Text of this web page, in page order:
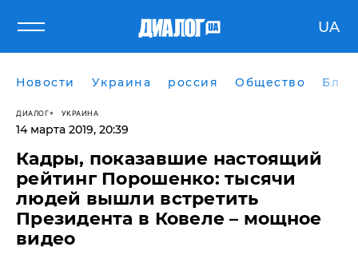
UA
Новости Украина россия Общество
ДИАЛОГ УКРАИНА
14 марта 2019, 20:39
Кадры, показавшие настоящий
рейтинг Порошенко: тысячи
людей вышли встретить
Президента в Ковеле – мощное
видео